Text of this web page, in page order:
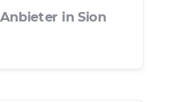
in Sion